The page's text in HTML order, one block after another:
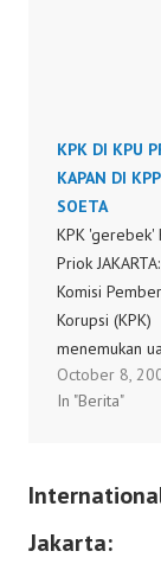
Kembali PER-
KPK DI KPU
KAPAN DI
SOETA
KPK 'gerebek'
Priok
Komisi
Korupsi (KPK)
menemukan
ratusan juta
meja-meja
Kantor
Priok, Jakarta
October 8,
In "Berita"
Jakarta: